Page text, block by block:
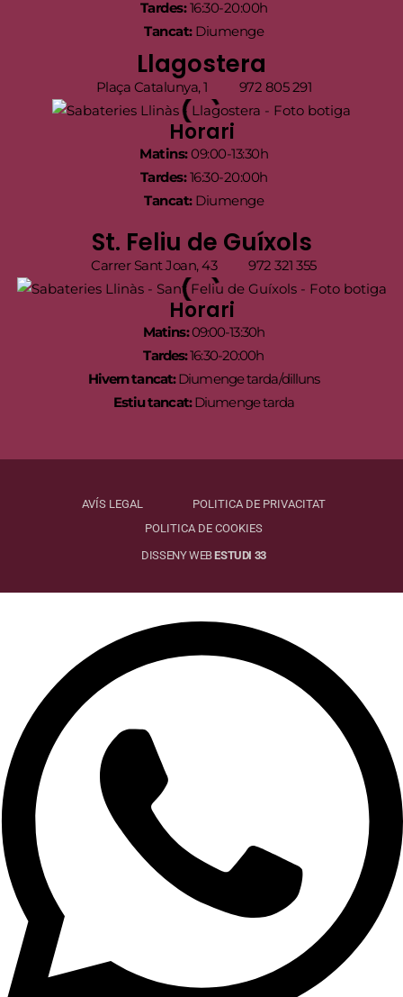
Tardes:16:30-20:00h
Tancat:Diumenge
Llagostera
Plaça Catalunya, 1 972 805 291
Horari
Matins:09:00-13:30h
Tardes:16:30-20:00h
Tancat:Diumenge
St. Feliu de Guíxols
Carrer Sant Joan, 43 972 321 355
Horari
Matins:09:00-13:30h
Tardes:16:30-20:00h
Hivern tancat:Diumenge tarda/dilluns
Estiu tancat:Diumenge tarda
AVÍS LEGAL
POLITICA DE PRIVACITAT
POLITICA DE COOKIES
DISSENY WEBESTUDI 33